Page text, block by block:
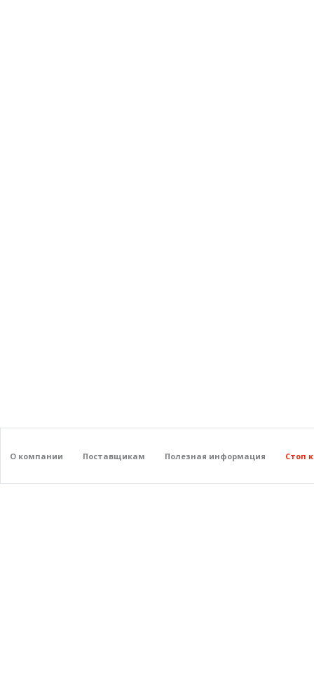
О компании Поставщикам Полезная информация Стоп